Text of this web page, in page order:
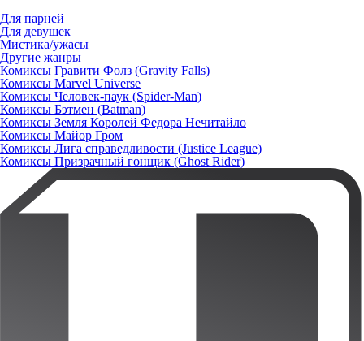
Для парней
Для девушек
Мистика/ужасы
Другие жанры
Комиксы Гравити Фолз (Gravity Falls)
Комиксы Marvel Universe
Комиксы Человек-паук (Spider-Man)
Комиксы Бэтмен (Batman)
Комиксы Земля Королей Федора Нечитайло
Комиксы Майор Гром
Комиксы Лига справедливости (Justice League)
Комиксы Призрачный гонщик (Ghost Rider)